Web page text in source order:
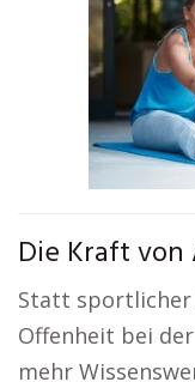
Die Kraft
Statt sportlicher
Offenheit bei
mehr